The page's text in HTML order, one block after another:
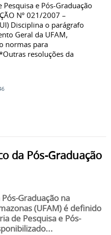
e Pós-Graduação
Nº 021/2007 –
Disciplina o parágrafo
Geral da UFAM,
normas para
resoluções da
da Pós-Graduação
Graduação na
(UFAM) é definido
de Pesquisa e Pós-